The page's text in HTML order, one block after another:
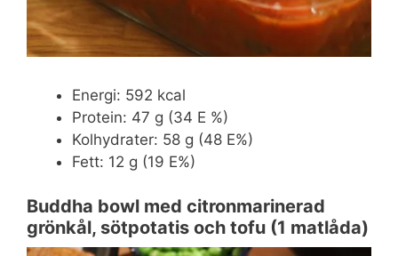
Energi: 592 kcal
Protein: 47 g (34 E %)
Kolhydrater: 58 g (48 E%)
Fett: 12 g (19 E%)
Buddha bowl med citronmarinerad
grönkål, sötpotatis och tofu (1 matlåda)